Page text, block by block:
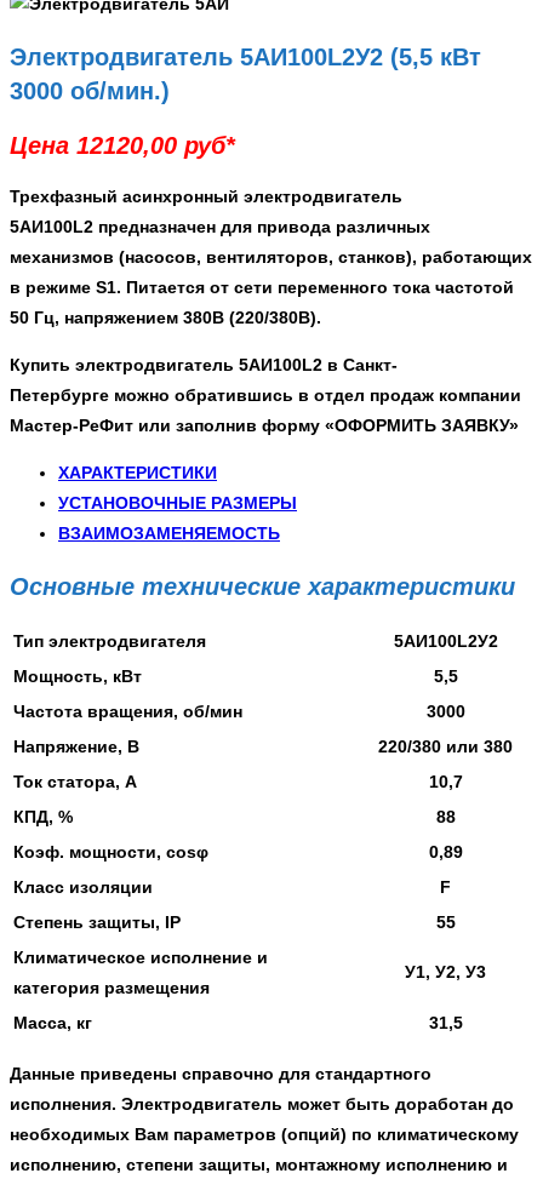
Электродвигатель 5АИ100L2У2 (5,5 кВт
3000 об/мин.)
Цена 12120,00 руб*
Трехфазный асинхронный электродвигатель
5АИ100L2 предназначен для привода различных
механизмов (насосов, вентиляторов, станков), работающих
в режиме S1. Питается от сети переменного тока частотой
50 Гц, напряжением 380В (220/380В).
Купить электродвигатель 5АИ100L2 в Санкт-
Петербурге можно обратившись в отдел продаж компании
Мастер-РеФит или заполнив форму «ОФОРМИТЬ ЗАЯВКУ»
ХАРАКТЕРИСТИКИ
УСТАНОВОЧНЫЕ РАЗМЕРЫ
ВЗАИМОЗАМЕНЯЕМОСТЬ
Основные технические характеристики
Тип электродвигателя
5АИ100L2У2
Мощность, кВт
5,5
Частота вращения, об/мин
3000
Напряжение, В
220/380 или 380
Ток статора, А
10,7
КПД, %
88
Коэф. мощности, cosφ
0,89
Класс изоляции
F
Степень защиты, IP
55
Климатическое исполнение и
категория размещения
У1, У2, У3
Масса, кг 31,5
Данные приведены справочно для стандартного
исполнения. Электродвигатель может быть доработан до
необходимых Вам параметров (опций) по климатическому
исполнению, степени защиты, монтажному исполнению и